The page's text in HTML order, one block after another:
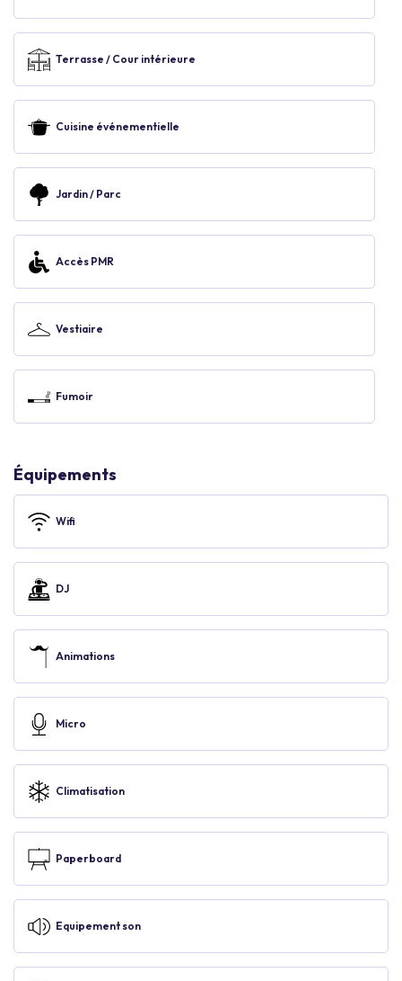
Terrasse / Cour intérieure
Cuisine événementielle
Jardin / Parc
Accès PMR
Vestiaire
Fumoir
Équipements
Wifi
DJ
Animations
Micro
Climatisation
Paperboard
Equipement son